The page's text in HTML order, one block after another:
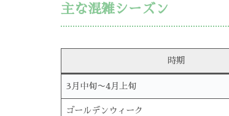
主な混雑シーズン
時期
3月中旬〜4月上旬
ゴールデンウィーク